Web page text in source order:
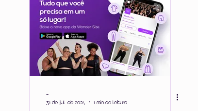
-
31 de jul. de 2024
1 min de leitura